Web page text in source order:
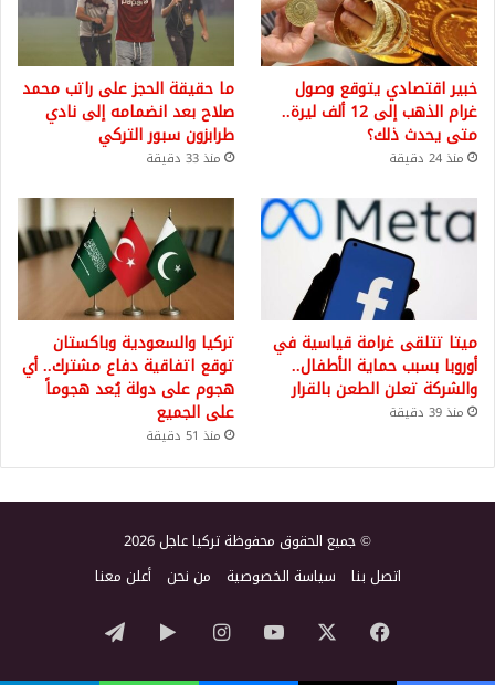
خبير اقتصادي يتوقع وصول
غرام الذهب إلى 12 ألف ليرة..
متى يحدث ذلك؟
منذ 24 دقيقة
ما حقيقة الحجز على راتب محمد
صلاح بعد انضمامه إلى نادي
طرابزون سبور التركي
منذ 33 دقيقة
ميتا تتلقى غرامة قياسية في
أوروبا بسبب حماية الأطفال..
والشركة تعلن الطعن بالقرار
منذ 39 دقيقة
تركيا والسعودية وباكستان
توقع اتفاقية دفاع مشترك.. أي
هجوم على دولة يُعد هجوماً
على الجميع
منذ 51 دقيقة
© جميع الحقوق محفوظة تركيا عاجل 2026
اتصل بنا سياسة الخصوصية من نحن أعلن معنا
فيسبوك ‫YouTubeانستقرام‏Googleتيلقرام